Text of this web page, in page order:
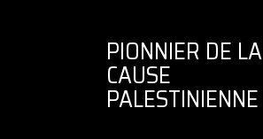
PIONNIER DE LA
CAUSE
PALESTINIENNE